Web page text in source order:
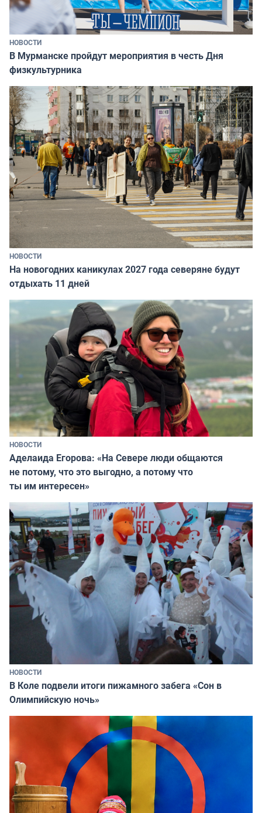
НОВОСТИ
В Мурманске пройдут мероприятия в честь Дня
физкультурника
НОВОСТИ
На новогодних каникулах 2027 года северяне будут
отдыхать 11 дней
НОВОСТИ
Аделаида Егорова: «На Севере люди общаются
не потому, что это выгодно, а потому что
ты им интересен»
НОВОСТИ
В Коле подвели итоги пижамного забега «Сон в
Олимпийскую ночь»